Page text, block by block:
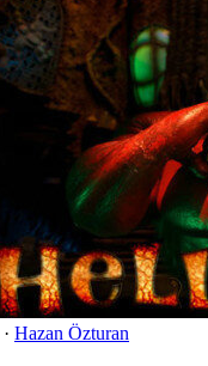
· Hazan Özturan